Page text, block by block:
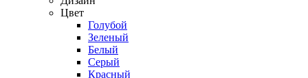
Цвет
Голубой
Зеленый
Белый
Серый
Красный